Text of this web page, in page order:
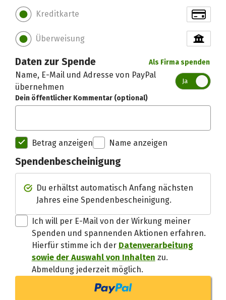
Kreditkarte
Überweisung
Daten zur Spende Als Firma spenden
Name, E-Mail und Adresse von PayPal
übernehmen
Ja
Dein öffentlicher Kommentar (optional)
Betrag anzeigen Name anzeigen
Spendenbescheinigung
Du erhältst automatisch Anfang nächsten
Jahres eine Spendenbescheinigung.
Ich will per E-Mail von der Wirkung meiner
Spenden und spannenden Aktionen erfahren.
Hierfür stimme ich der Datenverarbeitung
sowie der Auswahl von Inhalten zu.
Abmeldung jederzeit möglich.
Spendenempfänger